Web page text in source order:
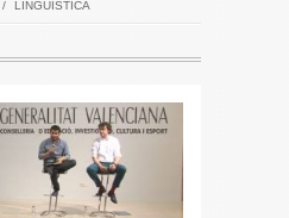
/ LINGÜÍSTICA